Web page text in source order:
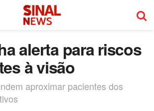
alerta para riscos
à visão
aproximar pacientes dos